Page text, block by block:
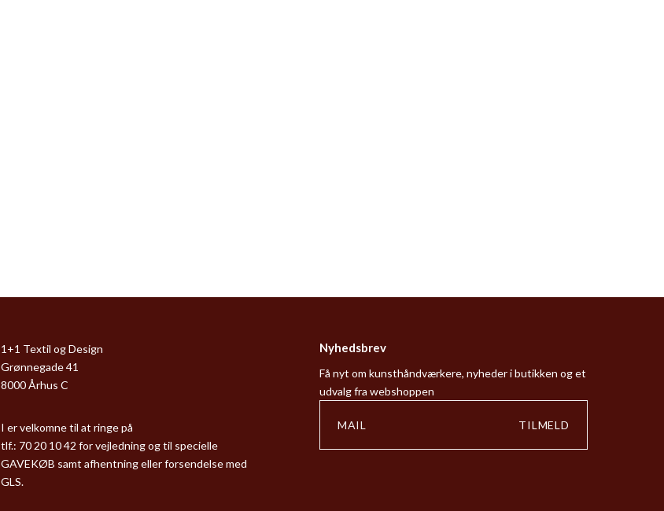
1+1 Textil og Design
Grønnegade 41
8000 Århus C
I er velkomne til at ringe på
tlf.: 70 20 10 42 for vejledning og til specielle
GAVEKØB samt afhentning eller forsendelse med
GLS.
Nyhedsbrev
Få nyt om kunsthåndværkere, nyheder i butikken og et
udvalg fra webshoppen
TILMELD